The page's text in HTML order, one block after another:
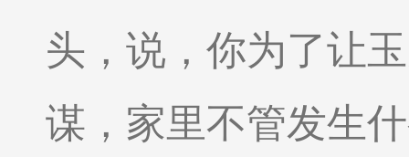
头，说，你为了让
谋，家里不管发生